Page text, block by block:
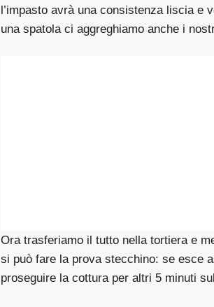
l’impasto avrà una consistenza liscia e
una spatola ci aggreghiamo anche i
Ora trasferiamo il tutto nella tortiera e
si può fare la prova stecchino: se esce
proseguire la cottura per altri 5 minuti